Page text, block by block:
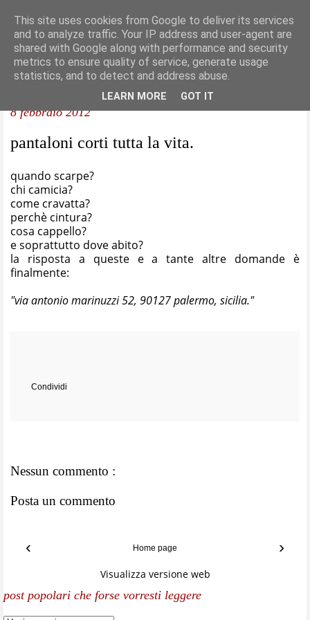
8 febbraio 2012
pantaloni corti tutta la vita.
quando scarpe?
chi camicia?
come cravatta?
perchè cintura?
cosa cappello?
e soprattutto dove abito?
la risposta a queste e a tante altre domande è
finalmente:
"via antonio marinuzzi 52, 90127 palermo, sicilia."
Condividi
Nessun commento :
Posta un commento
‹ ›
Home page
Visualizza versione web
post popolari che forse vorresti leggere
This site uses cookies from Google to deliver its services
and to analyze traffic. Your IP address and user-agent are
shared with Google along with performance and security
metrics to ensure quality of service, generate usage
statistics, and to detect and address abuse.
LEARN MORE GOT IT